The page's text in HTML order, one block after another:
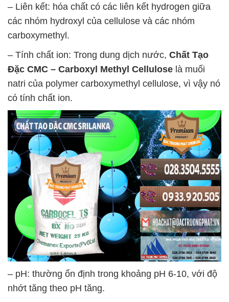
– Liên kết: hóa chất có các liên kết hydrogen giữa
các nhóm hydroxyl của cellulose và các nhóm
carboxymethyl.
– Tính chất ion: Trong dung dịch nước, Chất Tạo
Đặc CMC – Carboxyl Methyl Cellulose là muối
natri của polymer carboxymethyl cellulose, vì vậy nó
có tính chất ion.
– pH: thường ổn định trong khoảng pH 6-10, với độ
nhớt tăng theo pH tăng.